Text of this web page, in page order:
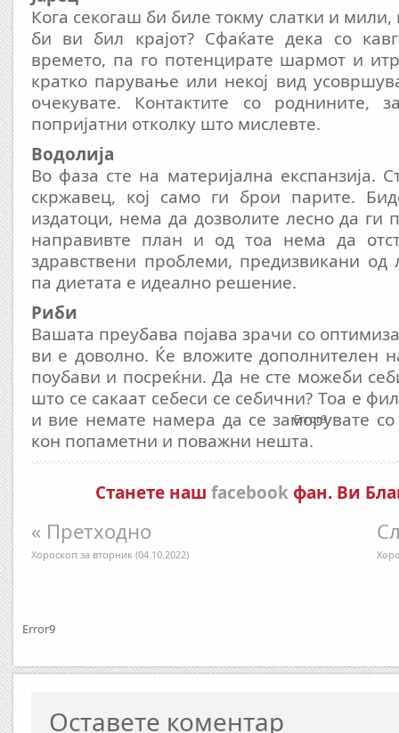
Кога секогаш би биле токму слатки и мили,
би ви бил крајот? Сфаќате дека со
времето, па го потенцирате шармот и
кратко парување или некој вид
очекувате. Контактите со роднините,
попријатни отколку што мислевте.
Водолија
Во фаза сте на материјална експанзија.
скржавец, кој само ги брои парите.
издатоци, нема да дозволите лесно да ги
направивте план и од тоа нема да
здравствени проблеми, предизвикани
па диетата е идеално решение.
Риби
Вашата преубава појава зрачи со
ви е доволно. Ќе вложите дополнителен
поубави и посреќни. Да не сте можеби
што се сакаат себеси се себични? Тоа е
и вие немате намера да се заморувате со
кон попаметни и поважни нешта.
Станете наш facebookфан. Ви
« Претходно
Хороскоп за вторник (04.10.2022)
Error9
Error9
Оставете коментар